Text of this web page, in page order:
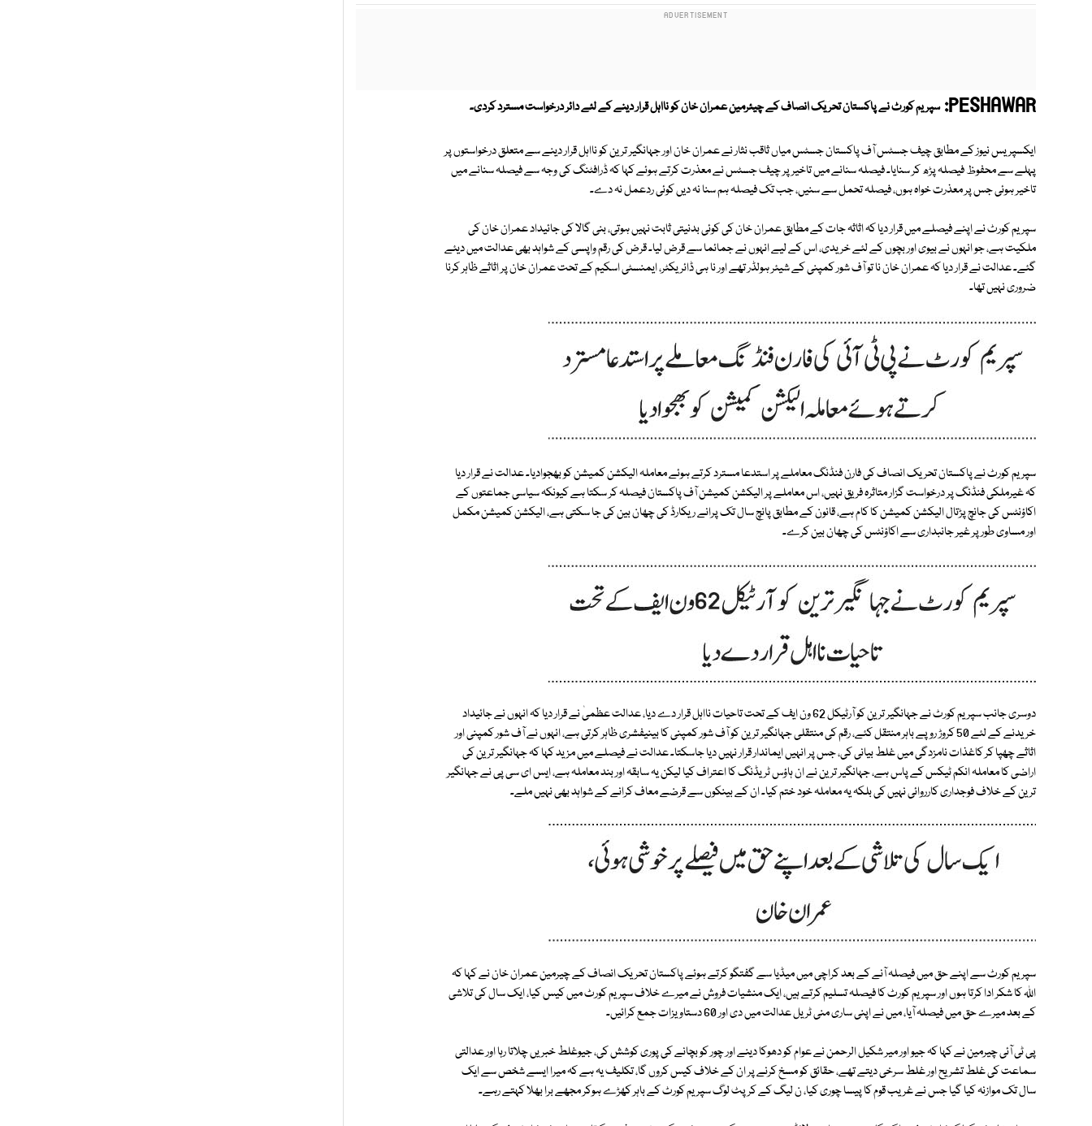
PESHAWAR: سپریم کورٹ نے پاکستان تحریک انصاف کے چیئرمین عمران خان کو نااہل قرار دینے کے لئے دائر درخواست مسترد کردی۔
ایکسپریس نیوز کے مطابق چیف جسٹس آف پاکستان جسٹس میاں ثاقب نثار نے عمران خان اور جہانگیر ترین کو نااہل قرار دینے سے متعلق درخواستوں پر
پہلے سے محفوظ فیصلہ پڑھ کر سنایا۔ فیصلہ سنانے میں تاخیر پر چیف جسٹس نے معذرت کرتے ہوئے کہا کہ ڈرافٹنگ کی وجہ سے فیصلہ سنانے میں
تاخیر ہوئی جس پر معذرت خواہ ہوں، فیصلہ تحمل سے سنیں، جب تک فیصلہ ہم سنا نہ دیں کوئی ردعمل نہ دے۔
سپریم کورٹ نے اپنے فیصلے میں قرار دیا کہ اثاثہ جات کے مطابق عمران خان کی کوئی بدنیتی ثابت نہیں ہوتی، بنی گالا کی جائیداد عمران خان کی
ملکیت ہے، جو انہوں نے بیوی اور بچوں کے لئے خریدی، اس کے لیے انہوں نے جمائما سے قرض لیا۔ قرض کی رقم واپسی کے شواہد بھی عدالت میں دیئے
گئے۔ عدالت نے قرار دیا کہ عمران خان نا تو آف شور کمپنی کے شیئر ہولڈر تھے اور نا ہی ڈائریکٹر، ایمنسٹی اسکیم کے تحت عمران خان پر اثاثے ظاہر کرنا
ضروری نہیں تھا۔
سپریم کورٹ نے پاکستان تحریک انصاف کی فارن فنڈنگ معاملے پر استدعا مسترد کرتے ہوئے معاملہ الیکشن کمیشن کو بھجوادیا۔ عدالت نے قرار دیا
کہ غیرملکی فنڈنگ پر درخواست گزار متاثرہ فریق نہیں، اس معاملے پر الیکشن کمیشن آف پاکستان فیصلہ کر سکتا ہے کیونکہ سیاسی جماعتوں کے
اکاؤنٹس کی جانچ پڑتال الیکشن کمیشن کا کام ہے، قانون کے مطابق پانچ سال تک پرانے ریکارڈ کی چھان بین کی جا سکتی ہے، الیکشن کمیشن مکمل
اور مساوی طور پر غیر جانبداری سے اکاؤنٹس کی چھان بین کرے۔
دوسری جانب سپریم کورٹ نے جہانگیر ترین کو آرٹیکل 62 ون ایف کے تحت تاحیات نااہل قرار دے دیا، عدالت عظمیٰ نے قرار دیا کہ انہوں نے جائیداد
خریدنے کے لئے 50 کروڑ روپے باہر منتقل کئے، رقم کی منتقلی جہانگیر ترین کو آف شور کمپنی کا بینیفشری ظاہر کرتی ہے، انہوں نے آف شور کمپنی اور
اثاثے چھپا کر کاغذات نامزدگی میں غلط بیانی کی، جس پر انہیں ایماندار قرار نہیں دیا جاسکتا۔ عدالت نے فیصلے میں مزید کہا کہ جہانگیر ترین کی
اراضی کا معاملہ انکم ٹیکس کے پاس ہے، جہانگیر ترین نے ان ہاؤس ٹریڈنگ کا اعتراف کیا لیکن یہ سابقہ اور بند معاملہ ہے، ایس ای سی پی نے جہانگیر
ترین کے خلاف فوجداری کارروائی نہیں کی بلکہ یہ معاملہ خود ختم کیا۔ ان کے بینکوں سے قرضے معاف کرانے کے شواہد بھی نہیں ملے۔
سپریم کورٹ سے اپنے حق میں فیصلہ آنے کے بعد کراچی میں میڈیا سے گفتگو کرتے ہوئے پاکستان تحریک انصاف کے چیرمین عمران خان نے کہا کہ
اللہ کا شکر ادا کرتا ہوں اور سپریم کورٹ کا فیصلہ تسلیم کرتے ہیں، ایک منشیات فروش نے میرے خلاف سپریم کورٹ میں کیس کیا، ایک سال کی تلاشی
کے بعد میرے حق میں فیصلہ آیا، میں نے اپنی ساری منی ٹریل عدالت میں دی اور 60 دستاویزات جمع کرائیں۔
پی ٹی آئی چیرمین نے کہا کہ جیو اور میر شکیل الرحمن نے عوام کو دھوکا دینے اور چور کو بچانے کی پوری کوشش کی، جیوغلط خبریں چلاتا رہا اور عدالتی
سماعت کی غلط تشریح اور غلط سرخی دیتے تھے، حقائق کو مسخ کرنے پر ان کے خلاف کیس کروں گا، تکلیف یہ ہے کہ میرا ایسے شخص سے ایک
سال تک موازنہ کیا گیا جس نے غریب قوم کا پیسا چوری کیا، ن لیگ کے کرپٹ لوگ سپریم کورٹ کے باہر کھڑے ہوکر مجھے برا بھلا کہتے رہے۔